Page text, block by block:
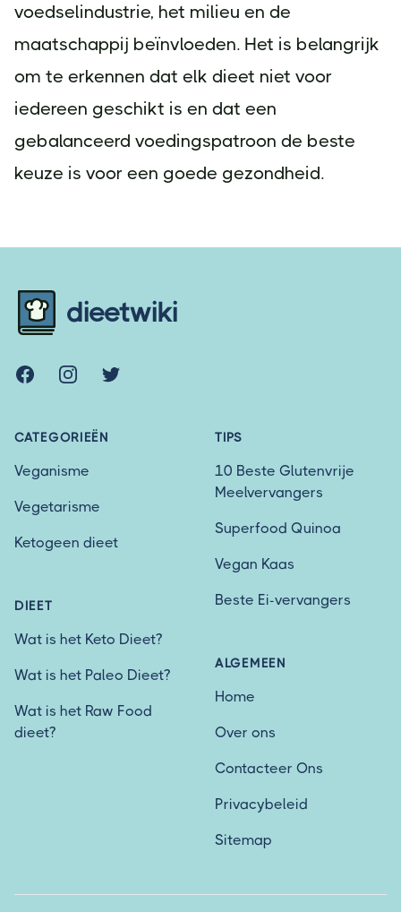
voedselindustrie, het milieu en de
maatschappij beïnvloeden. Het is belangrijk
om te erkennen dat elk dieet niet voor
iedereen geschikt is en dat een
gebalanceerd voedingspatroon de beste
keuze is voor een goede gezondheid.
dieetwiki
FacebookInstagramTwitter
CATEGORIEËN
Veganisme
Vegetarisme
Ketogeen dieet
DIEET
Wat is het Keto Dieet?
Wat is het Paleo Dieet?
Wat is het Raw Food
dieet?
TIPS
10 Beste Glutenvrije
Meelvervangers
Superfood Quinoa
Vegan Kaas
Beste Ei-vervangers
ALGEMEEN
Home
Over ons
Contacteer Ons
Privacybeleid
Sitemap